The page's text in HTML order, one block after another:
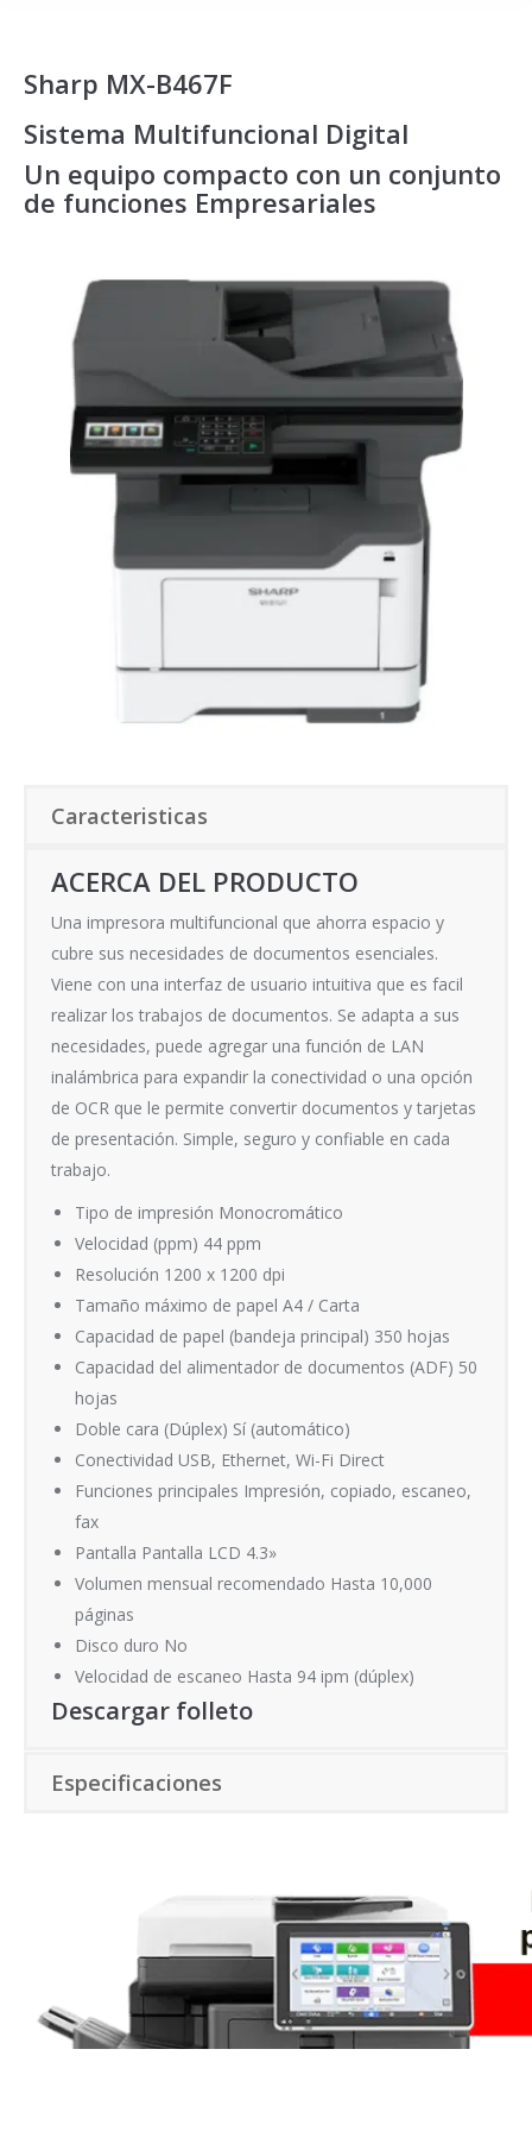
Sharp MX-B467F
Sistema Multifuncional Digital
Un equipo compacto con un conjunto
de funciones Empresariales
Caracteristicas
ACERCA DEL PRODUCTO
Una impresora multifuncional que ahorra espacio y
cubre sus necesidades de documentos esenciales.
Viene con una interfaz de usuario intuitiva que es facil
realizar los trabajos de documentos. Se adapta a sus
necesidades, puede agregar una función de LAN
inalámbrica para expandir la conectividad o una opción
de OCR que le permite convertir documentos y tarjetas
de presentación. Simple, seguro y confiable en cada
trabajo.
Tipo de impresión Monocromático
Velocidad (ppm) 44 ppm
Resolución 1200 x 1200 dpi
Tamaño máximo de papel A4 / Carta
Capacidad de papel (bandeja principal) 350 hojas
Capacidad del alimentador de documentos (ADF) 50
hojas
Doble cara (Dúplex) Sí (automático)
Conectividad USB, Ethernet, Wi-Fi Direct
Funciones principales Impresión, copiado, escaneo,
fax
Pantalla Pantalla LCD 4.3»
Volumen mensual recomendado Hasta 10,000
páginas
Disco duro No
Velocidad de escaneo Hasta 94 ipm (dúplex)
Descargar folleto
Especificaciones